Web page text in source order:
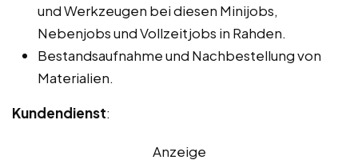
und Werkzeugen bei diesen Minijobs,
Nebenjobs und Vollzeitjobs in Rahden.
Bestandsaufnahme und Nachbestellung von
Materialien.
Kundendienst:
Anzeige